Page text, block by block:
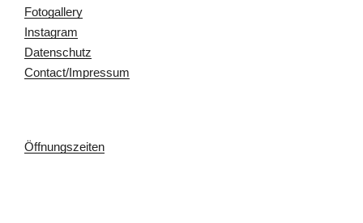
Fotogallery
Instagram
Datenschutz
Contact/Impressum
Öffnungszeiten